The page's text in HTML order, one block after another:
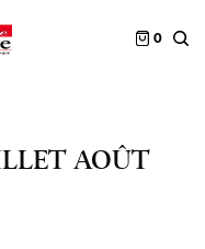
0
AOÛT